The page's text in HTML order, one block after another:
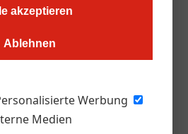
akzeptieren
Ablehnen
Werbung
Medien
Zentraleuropa übernimmt nun
für die Region Deutschland.